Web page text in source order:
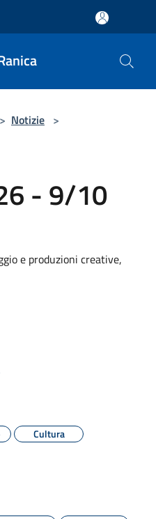
> Notizie >
- 9/10
e produzioni creative,
Cultura